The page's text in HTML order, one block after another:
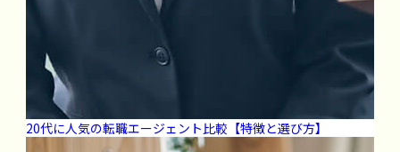
20代に人気の転職エージェント比較【特徴と選び方】